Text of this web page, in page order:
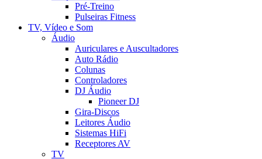
Pré-Treino
Pulseiras Fitness
TV, Vídeo e Som
Áudio
Auriculares e Auscultadores
Auto Rádio
Colunas
Controladores
DJ Áudio
Pioneer DJ
Gira-Discos
Leitores Áudio
Sistemas HiFi
Receptores AV
TV